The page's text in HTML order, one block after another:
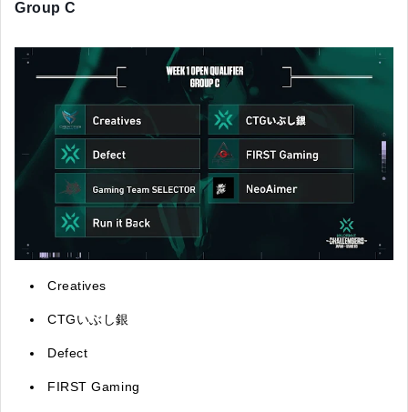
Group C
Creatives
CTGいぶし銀
Defect
FIRST Gaming